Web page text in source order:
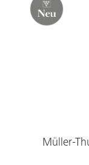
Müller-